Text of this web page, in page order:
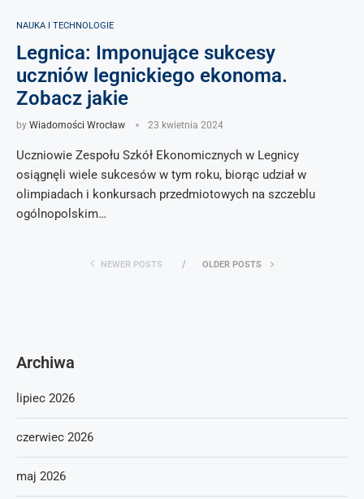
NAUKA I TECHNOLOGIE
Legnica: Imponujące sukcesy
uczniów legnickiego ekonoma.
Zobacz jakie
by Wiadomości Wrocław 23 kwietnia 2024
Uczniowie Zespołu Szkół Ekonomicznych w Legnicy
osiągnęli wiele sukcesów w tym roku, biorąc udział w
olimpiadach i konkursach przedmiotowych na szczeblu
ogólnopolskim…
NEWER POSTS OLDER POSTS
Archiwa
lipiec 2026
czerwiec 2026
maj 2026